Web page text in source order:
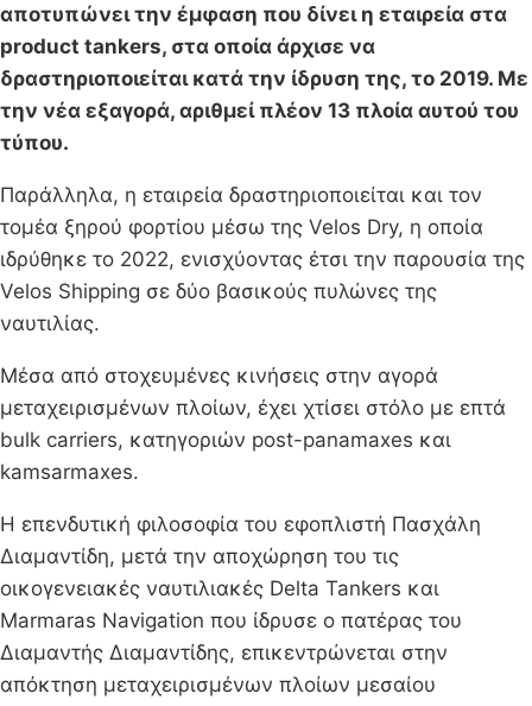
αποτυπώνει την έμφαση που δίνει η εταιρεία στα
product tankers, στα οποία άρχισε να
δραστηριοποιείται κατά την ίδρυση της, το 2019. Με
την νέα εξαγορά, αριθμεί πλέον 13 πλοία αυτού του
τύπου.
Παράλληλα, η εταιρεία δραστηριοποιείται και τον
τομέα ξηρού φορτίου μέσω της Velos Dry, η οποία
ιδρύθηκε το 2022, ενισχύοντας έτσι την παρουσία της
Velos Shipping σε δύο βασικούς πυλώνες της
ναυτιλίας.
Μέσα από στοχευμένες κινήσεις στην αγορά
μεταχειρισμένων πλοίων, έχει χτίσει στόλο με επτά
bulk carriers, κατηγοριών post-panamaxes και
kamsarmaxes.
Η επενδυτική φιλοσοφία του εφοπλιστή Πασχάλη
Διαμαντίδη, μετά την αποχώρηση του τις
οικογενειακές ναυτιλιακές Delta Tankers και
Marmaras Navigation που ίδρυσε ο πατέρας του
Διαμαντής Διαμαντίδης, επικεντρώνεται στην
απόκτηση μεταχειρισμένων πλοίων μεσαίου